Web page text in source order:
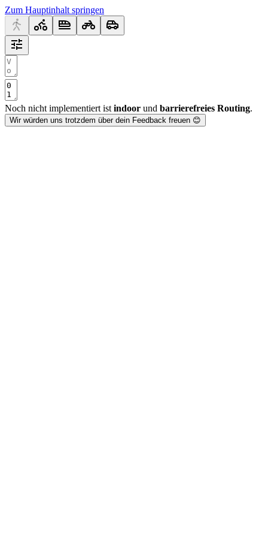
Zum Hauptinhalt springen
Noch nicht implementiert ist indoor und barrierefreies Routing.
Wir würden uns trotzdem über dein Feedback freuen 😊